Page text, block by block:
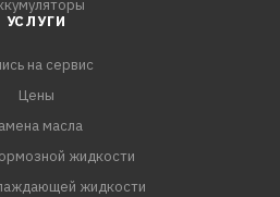
УСЛУГИ
на сервис
Цены
масла
жидкости
жидкости